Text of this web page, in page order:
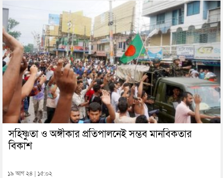
সহিষ্ণুতা ও অঙ্গীকার প্রতিপালনেই সম্ভব মানবিকতার
বিকাশ
১৯ আগ ২৪ | ১৫:০২